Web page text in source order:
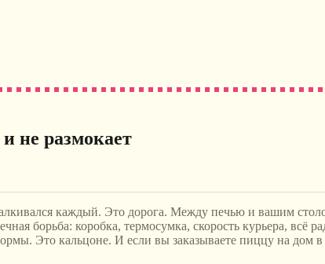
не размокает
каждый. Это дорога. Между печью и вашим
борьба: коробка, термосумка, скорость курьера, всё
Это кальцоне. И если вы заказываете пиццу на